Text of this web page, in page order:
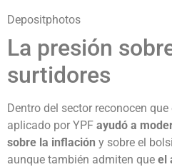
Depositphotos
La presión
surtidores
Dentro del sector reconocen
aplicado por YPF ayudó a
sobre la inflación y sobre el
aunque también admiten que el